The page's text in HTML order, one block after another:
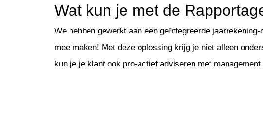
Wat kun je met de
We hebben gewerkt aan een geïntegreerde
mee maken! Met deze oplossing krijg je niet alleen
kun je je klant ook pro-actief adviseren met